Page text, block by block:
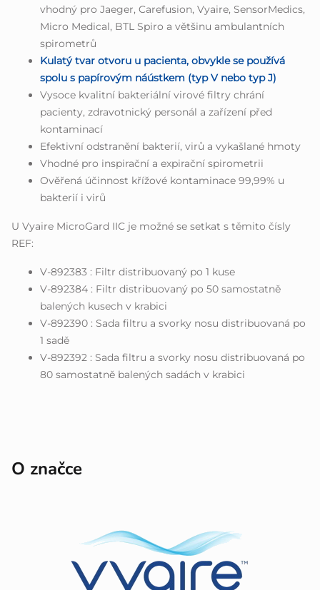
vhodný pro Jaeger, Carefusion, Vyaire, SensorMedics,
Micro Medical, BTL Spiro a většinu ambulantních
spirometrů
Kulatý tvar otvoru u pacienta, obvykle se používá
spolu s papírovým náústkem (typ V nebo typ J)
Vysoce kvalitní bakteriální virové filtry chrání
pacienty, zdravotnický personál a zařízení před
kontaminací
Efektivní odstranění bakterií, virů a vykašlané hmoty
Vhodné pro inspirační a expirační spirometrii
Ověřená účinnost křížové kontaminace 99,99% u
bakterií i virů
U Vyaire MicroGard IIC je možné se setkat s těmito čísly
REF:
V-892383 : Filtr distribuovaný po 1 kuse
V-892384 : Filtr distribuovaný po 50 samostatně
balených kusech v krabici
V-892390 : Sada filtru a svorky nosu distribuovaná po
1 sadě
V-892392 : Sada filtru a svorky nosu distribuovaná po
80 samostatně balených sadách v krabici
O značce